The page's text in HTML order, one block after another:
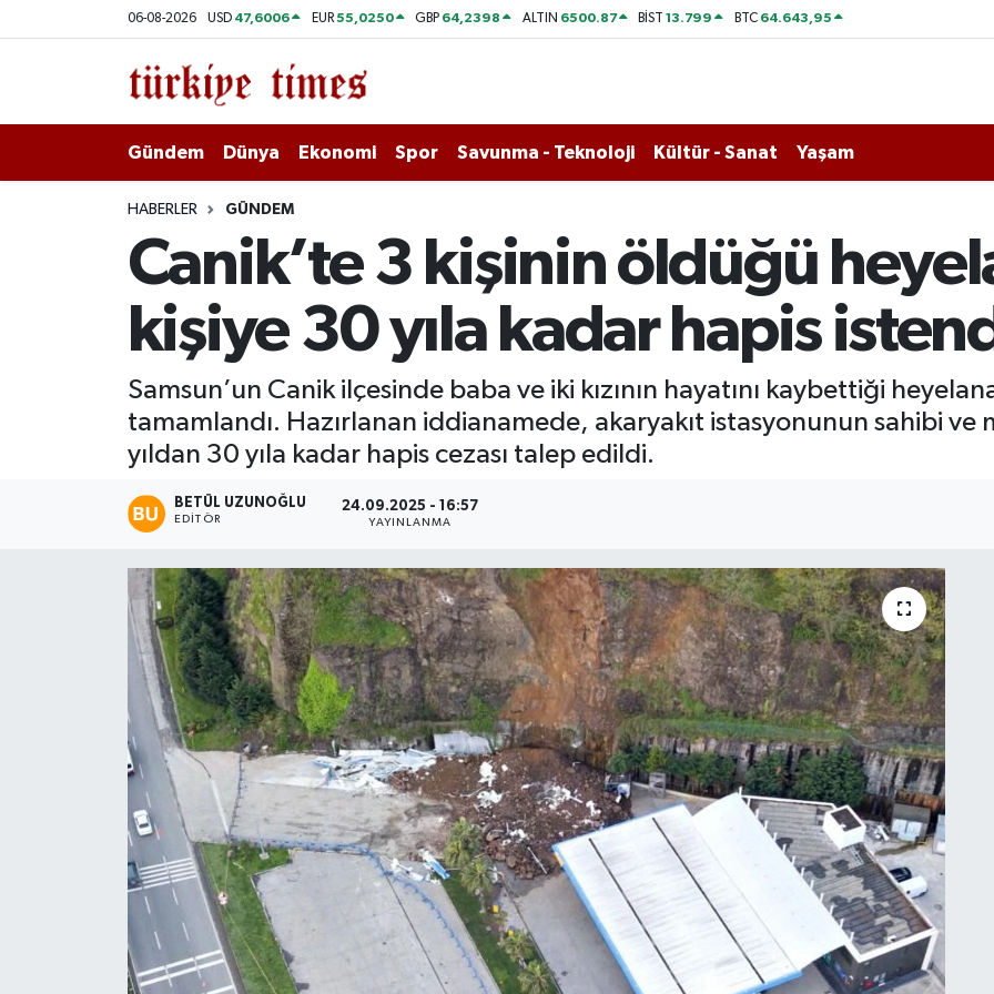
06-08-2026 USD 47,6006 EUR55,0250 GBP 64,2398 ALTIN 6500.87 BİST13.799 BTC 64.643,95
Gündem Dünya Ekonomi Spor Savunma - Teknoloji Kültür - Sanat Yaşam
HABERLER GÜNDEM
Canik’te 3 kişinin öldüğü
kişiye 30 yıla kadar hapis
Samsun’un Canik ilçesinde baba ve iki kızının hayatını kaybettiği
tamamlandı. Hazırlanan iddianamede, akaryakıt istasyonunun sahibi ve
yıldan 30 yıla kadar hapis cezası talep edildi.
BETÜL UZUNOĞLU
EDITÖR
24.09.2025 - 16:57
YAYINLANMA
Gündem
Savunma - Teknoloji
Kültür - Sanat
Hava Durumu
Süper Lig Puan Durumu ve Fikstür
Tüm Manşetler
Son Dakika Haberleri